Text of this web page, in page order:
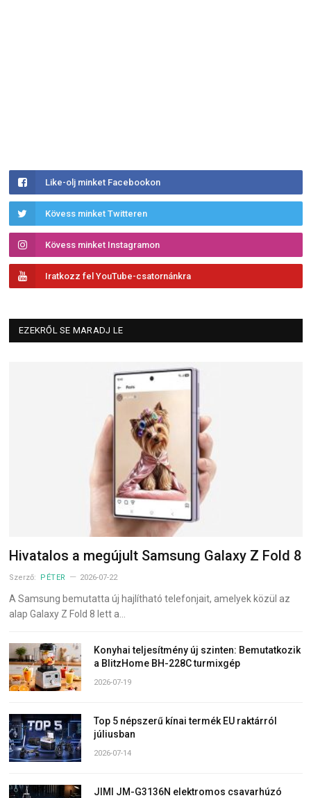
Like-olj minket Facebookon
Kövess minket Twitteren
Kövess minket Instagramon
Iratkozz fel YouTube-csatornánkra
EZEKRŐL SE MARADJ LE
Hivatalos a megújult Samsung Galaxy Z Fold 8
Szerző: PÉTER 2026-07-22
A Samsung bemutatta új hajlítható telefonjait, amelyek közül az
alap Galaxy Z Fold 8 lett a…
Konyhai teljesítmény új szinten: Bemutatkozik
a BlitzHome BH-228C turmixgép
2026-07-19
Top 5 népszerű kínai termék EU raktárról
júliusban
2026-07-14
JIMI JM-G3136N elektromos csavarhúzó